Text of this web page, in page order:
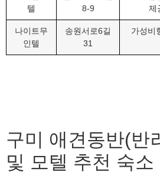
텔
8-9
제
나이트무
인텔
송원서로6길
31
가성비
구미 애견동반(반
및 모텔 추천 숙소